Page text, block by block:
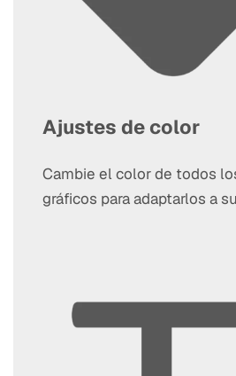
Ajustes de color
Cambie el color de todos
gráficos para adaptarlos a